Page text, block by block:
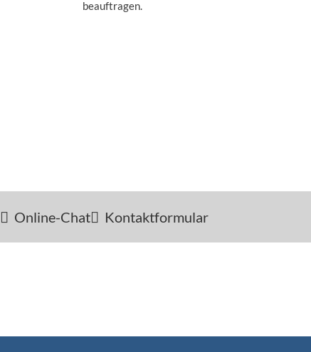
beauftragen.
Online-Chat Kontaktformular